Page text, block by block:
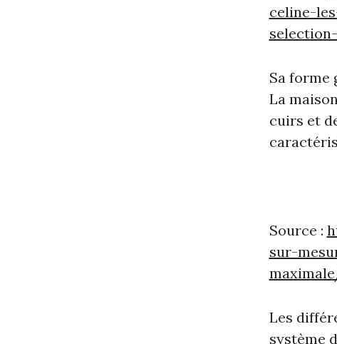
celine-
Sa
La
cuirs et
Source :
sur-
Les
système